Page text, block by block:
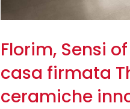
Florim, Sensi
casa firmata
ceramiche